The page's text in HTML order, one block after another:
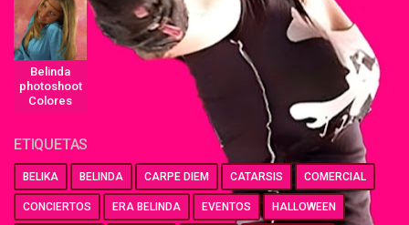
Belinda
photoshoot
Colores
ETIQUETAS
BELIKA BELINDA CARPE DIEM CATARSIS COMERCIAL
CONCIERTOS ERA BELINDA EVENTOS HALLOWEEN